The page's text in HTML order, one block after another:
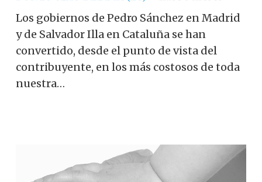
Los gobiernos de Pedro Sánchez en Madrid
y de Salvador Illa en Cataluña se han
convertido, desde el punto de vista del
contribuyente, en los más costosos de toda
nuestra…